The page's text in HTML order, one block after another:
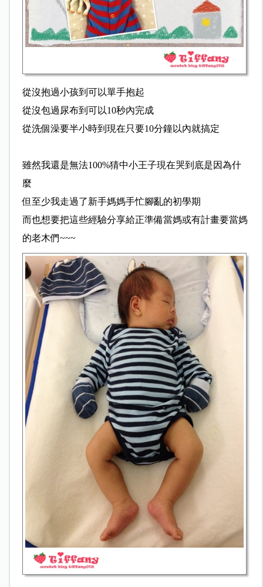
從沒抱過小孩到可以單手抱起
從沒包過尿布到可以10秒內完成
從洗個澡要半小時到現在只要10分鐘以內就搞定
雖然我還是無法100%猜中小王子現在哭到底是因為什
麼
但至少我走過了新手媽媽手忙腳亂的初學期
而也想要把這些經驗分享給正準備當媽或有計畫要當媽
的老木們~~~